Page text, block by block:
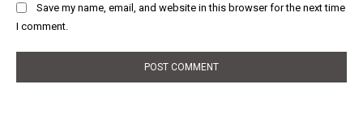
Save my name, email, and website in this browser for the next time
I comment.